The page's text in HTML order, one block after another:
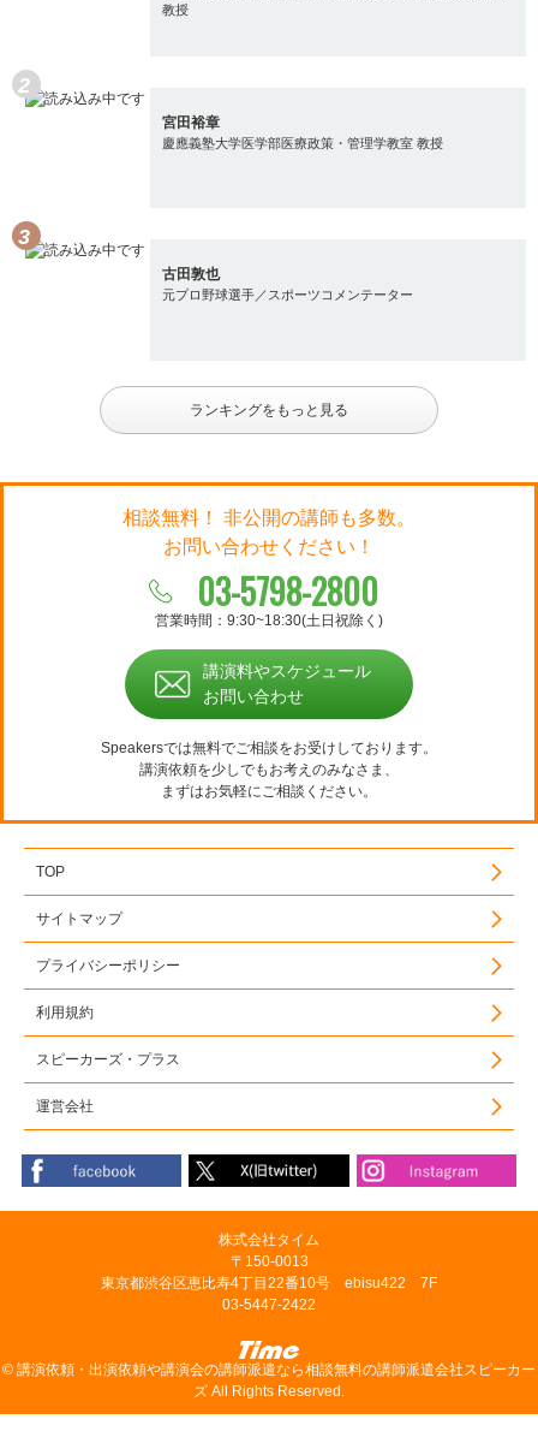
教授
宮田裕章
慶應義塾大学医学部医療政策・管理学教室 教授
古田敦也
元プロ野球選手／スポーツコメンテーター
ランキングをもっと見る
相談無料！ 非公開の講師も多数。
お問い合わせください！
03-5798-2800
営業時間：9:30~18:30(土日祝除く)
講演料やスケジュール
お問い合わせ
Speakersでは無料でご相談をお受けしております。
講演依頼を少しでもお考えのみなさま、
まずはお気軽にご相談ください。
TOP
サイトマップ
プライバシーポリシー
利用規約
スピーカーズ・プラス
運営会社
株式会社タイム
〒150-0013
東京都渋谷区恵比寿4丁目22番10号 ebisu422 7F
03-5447-2422
© 講演依頼・出演依頼や講演会の講師派遣なら相談無料の講師派遣会社スピーカー
ズ All Rights Reserved.